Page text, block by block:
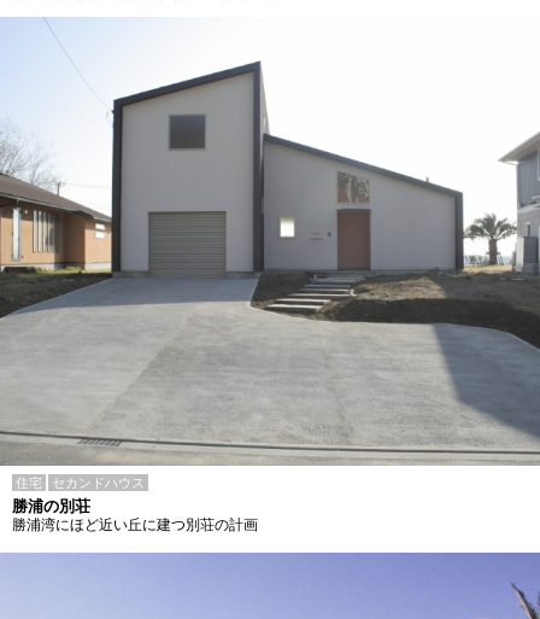
住宅 セカンドハウス
勝浦の別荘
勝浦湾にほど近い丘に建つ別荘の計画